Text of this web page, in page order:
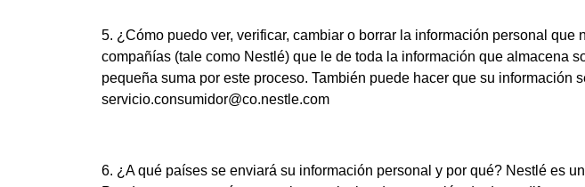
5. ¿Cómo puedo ver, verificar, cambiar o borrar la información personal
compañías (tale como Nestlé) que le de toda la información que almacena
pequeña suma por este proceso. También puede hacer que su información
servicio.consumidor@co.nestle.com
6. ¿A qué países se enviará su información personal y por qué? Nestlé es